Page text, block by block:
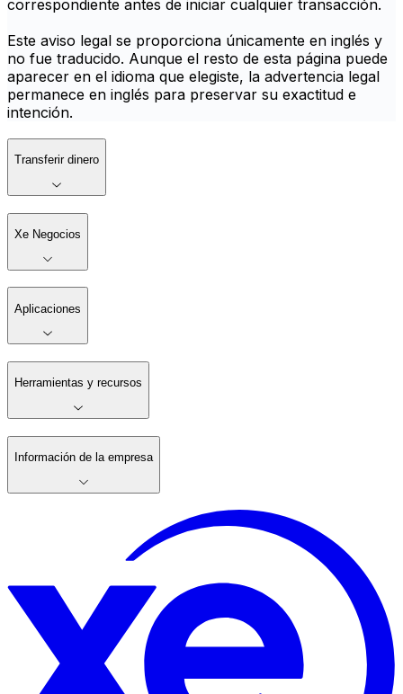
correspondiente antes de iniciar cualquier transacción.
Este aviso legal se proporciona únicamente en inglés y
no fue traducido. Aunque el resto de esta página puede
aparecer en el idioma que elegiste, la advertencia legal
permanece en inglés para preservar su exactitud e
intención.
Transferir dinero
Xe Negocios
Aplicaciones
Herramientas y recursos
Información de la empresa